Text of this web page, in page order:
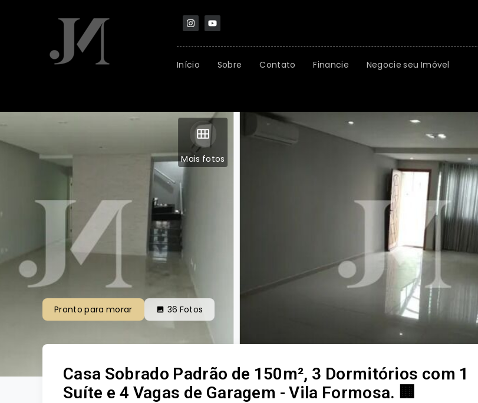
Início Sobre Contato Financie Negocie seu Imóvel
Mais fotos
Pronto para morar 36 Fotos
Casa Sobrado Padrão de 150m², 3 Dormitórios com 1
Suíte e 4 Vagas de Garagem - Vila Formosa. 🏢